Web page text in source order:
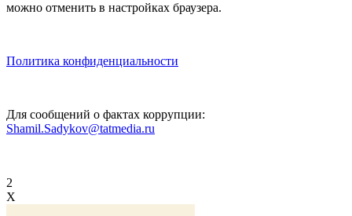
можно отменить в настройках браузера.
Политика конфиденциальности
Для сообщений о фактах коррупции:
Shamil.Sadykov@tatmedia.ru
2
X